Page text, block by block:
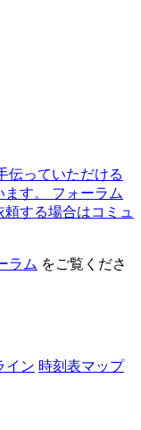
伝っていただける
す。
フォーラム
する場合はコミュ
ラム をご覧くださ
イン 時刻表マップ